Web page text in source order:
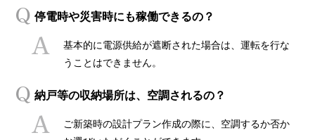
停電時や災害時にも稼働できるの？
基本的に電源供給が遮断された場合は、運転を行な
うことはできません。
納戸等の収納場所は、空調されるの？
ご新築時の設計プラン作成の際に、空調するか否か